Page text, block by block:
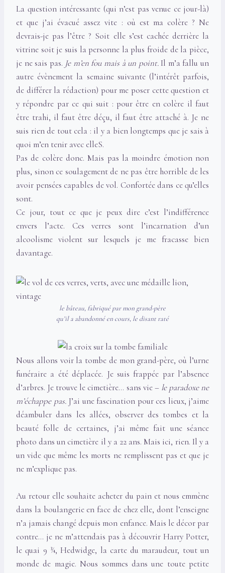
La question intéressante (qui n’est pas venue ce jour-là)
et que j’ai évacué assez vite : où est ma colère ? Ne
devrais-je pas l’être ? Soit elle s’est cachée derrière la
vitrine soit je suis la personne la plus froide de la pièce,
je ne sais pas. Je m’en fou mais à un point.Il m’a fallu un
autre évènement la semaine suivante (l’intérêt parfois,
de différer la rédaction) pour me poser cette question et
y répondre par ce qui suit : pour être en colère il faut
être trahi, il faut être déçu, il faut être attaché à. Je ne
suis rien de tout cela : il y a bien longtemps que je sais à
quoi m’en tenir avec elleS.
Pas de colère donc. Mais pas la moindre émotion non
plus, sinon ce soulagement de ne pas être horrible de les
avoir pensées capables de vol. Confortée dans ce qu’elles
sont.
Ce jour, tout ce que je peux dire c’est l’indifférence
envers l’acte. Ces verres sont l’incarnation d’un
alcoolisme violent sur lesquels je me fracasse bien
davantage.
le bâteau, fabriqué par mon grand-père
qu’il a abandonné en cours, le disant raté
Nous allons voir la tombe de mon grand-père, où l’urne
funéraire a été déplacée. Je suis frappée par l’absence
d’arbres. Je trouve le cimetière… sans vie – le paradoxe ne
m’échappe pas.J’ai une fascination pour ces lieux, j’aime
déambuler dans les allées, observer des tombes et la
beauté folle de certaines, j’ai même fait une séance
photo dans un cimetière il y a 22 ans. Mais ici, rien. Il y a
un vide que même les morts ne remplissent pas et que je
ne m’explique pas.
Au retour elle souhaite acheter du pain et nous emmène
dans la boulangerie en face de chez elle, dont l’enseigne
n’a jamais changé depuis mon enfance. Mais le décor par
contre… je ne m’attendais pas à découvrir Harry Potter,
le quai 9 ¾, Hedwidge, la carte du maraudeur, tout un
monde de magie. Nous sommes dans une toute petite